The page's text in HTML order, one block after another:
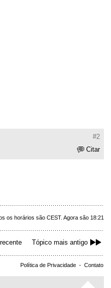
#2
Citar
os horários são CEST. Agora são 18:21
Tópico mais antigo
Política de Privacidade - Contato